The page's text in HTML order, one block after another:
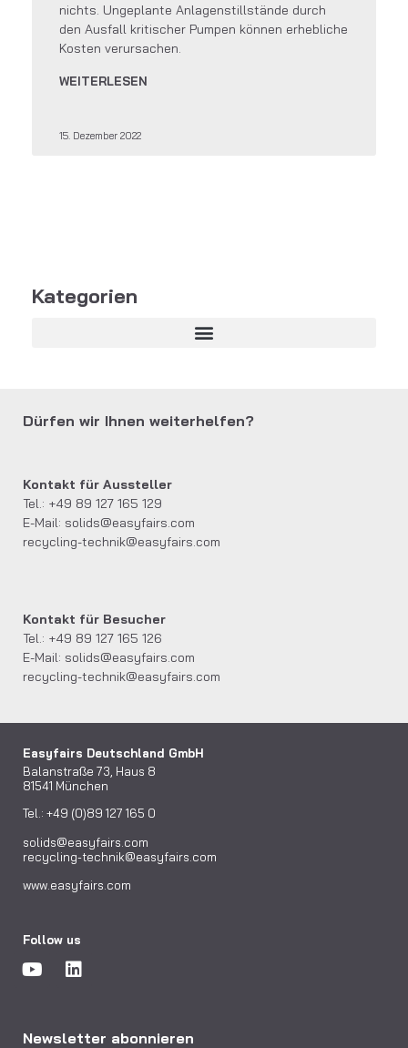
nichts. Ungeplante Anlagenstillstände durch
den Ausfall kritischer Pumpen können erhebliche
Kosten verursachen.
WEITERLESEN
15. Dezember 2022
Kategorien
Dürfen wir Ihnen weiterhelfen?
Kontakt für Aussteller
Tel.: +49 89 127 165 129
E-Mail: solids@easyfairs.com
recycling-technik@easyfairs.com
Kontakt für Besucher
Tel.: +49 89 127 165 126
E-Mail: solids@easyfairs.com
recycling-technik@easyfairs.com
Easyfairs Deutschland GmbH
Balanstraße 73, Haus 8
81541 München
Tel.: +49 (0)89 127 165 0
solids@easyfairs.com
recycling-technik@easyfairs.com
www.easyfairs.com
Follow us
Newsletter abonnieren